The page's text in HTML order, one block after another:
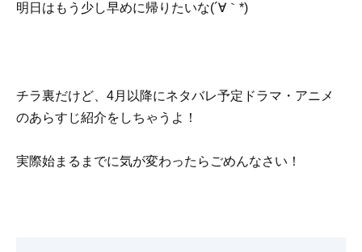
明日はもう少し早めに帰りたいな(´∀｀*)
チラ裏だけど、4月以降にネタバレ予定ドラマ・アニメ
のあらすじ紹介をしちゃうよ！
実際始まるまでに気が変わったらごめんなさい！